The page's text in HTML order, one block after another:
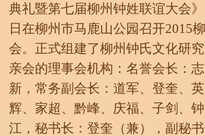
典礼暨第七届柳州钟姓联谊大会
日在柳州市马鹿山公园召开2015
会。 正式组建了柳州钟氏文化研
亲会的理事会机构：名誉会长：
新，常务副会长：道军、登奎、
辉、家超、黔峰、庆福、子剑、
江，秘书长：登奎（兼），副秘